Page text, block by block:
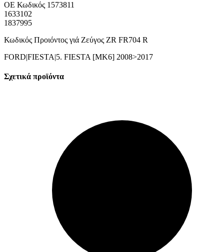
ΟΕ Κωδικός 1573811
1633102
1837995
Κωδικός Προιόντος γιά Ζεύγος ZR FR704 R
FORD|FIESTA|5. FIESTA [MK6] 2008>2017
Σχετικά προϊόντα